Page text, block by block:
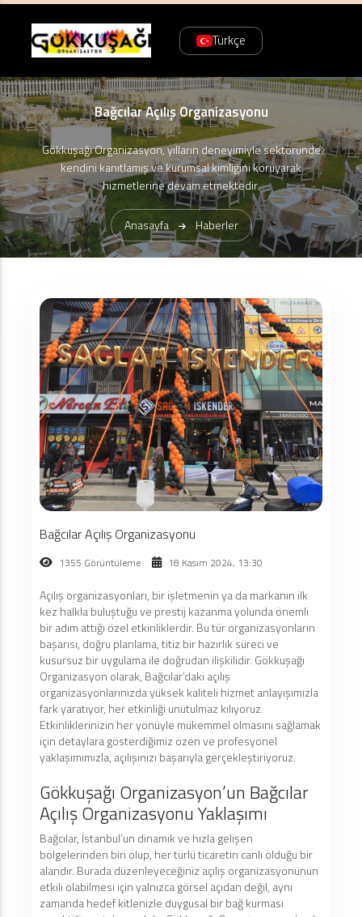
Türkçe
Bağcılar Açılış Organizasyonu
Gökkuşağı Organizasyon, yılların deneyimiyle sektöründe
kendini kanıtlamış ve kurumsal kimliğini koruyarak
hizmetlerine devam etmektedir.
Anasayfa Haberler
Bağcılar Açılış Organizasyonu
1355 Görüntüleme 18 Kasım 2024, 13:30
Açılış organizasyonları, bir işletmenin ya da markanın ilk
kez halkla buluştuğu ve prestij kazanma yolunda önemli
bir adım attığı özel etkinliklerdir. Bu tür organizasyonların
başarısı, doğru planlama, titiz bir hazırlık süreci ve
kusursuz bir uygulama ile doğrudan ilişkilidir. Gökkuşağı
Organizasyon olarak, Bağcılar’daki açılış
organizasyonlarınızda yüksek kaliteli hizmet anlayışımızla
fark yaratıyor, her etkinliği unutulmaz kılıyoruz.
Etkinliklerinizin her yönüyle mükemmel olmasını sağlamak
için detaylara gösterdiğimiz özen ve profesyonel
yaklaşımımızla, açılışınızı başarıyla gerçekleştiriyoruz.
Gökkuşağı Organizasyon’un Bağcılar
Açılış Organizasyonu Yaklaşımı
Bağcılar, İstanbul’un dinamik ve hızla gelişen
bölgelerinden biri olup, her türlü ticaretin canlı olduğu bir
alandır. Burada düzenleyeceğiniz açılış organizasyonunun
etkili olabilmesi için yalnızca görsel açıdan değil, aynı
zamanda hedef kitlenizle duygusal bir bağ kurması